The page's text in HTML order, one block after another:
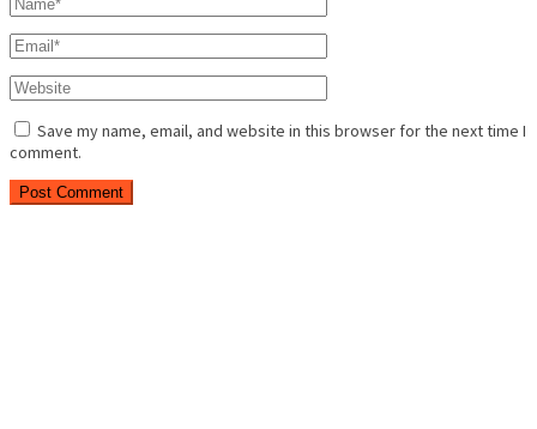
Save my name, email, and website in this browser for the next time I
comment.